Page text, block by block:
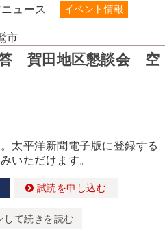
ュース イベント情報
市
答 賀田地区懇談会 空
太平洋新聞電子版に登録する
いただけます。
試読を申し込む
して続きを読む